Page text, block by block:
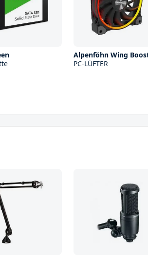
Alpenföhn Wing
PC-LÜFTER